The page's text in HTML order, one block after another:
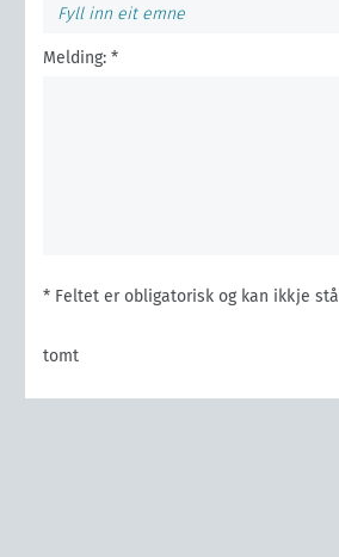
Melding: *
* Feltet er obligatorisk og kan ikkje stå
tomt